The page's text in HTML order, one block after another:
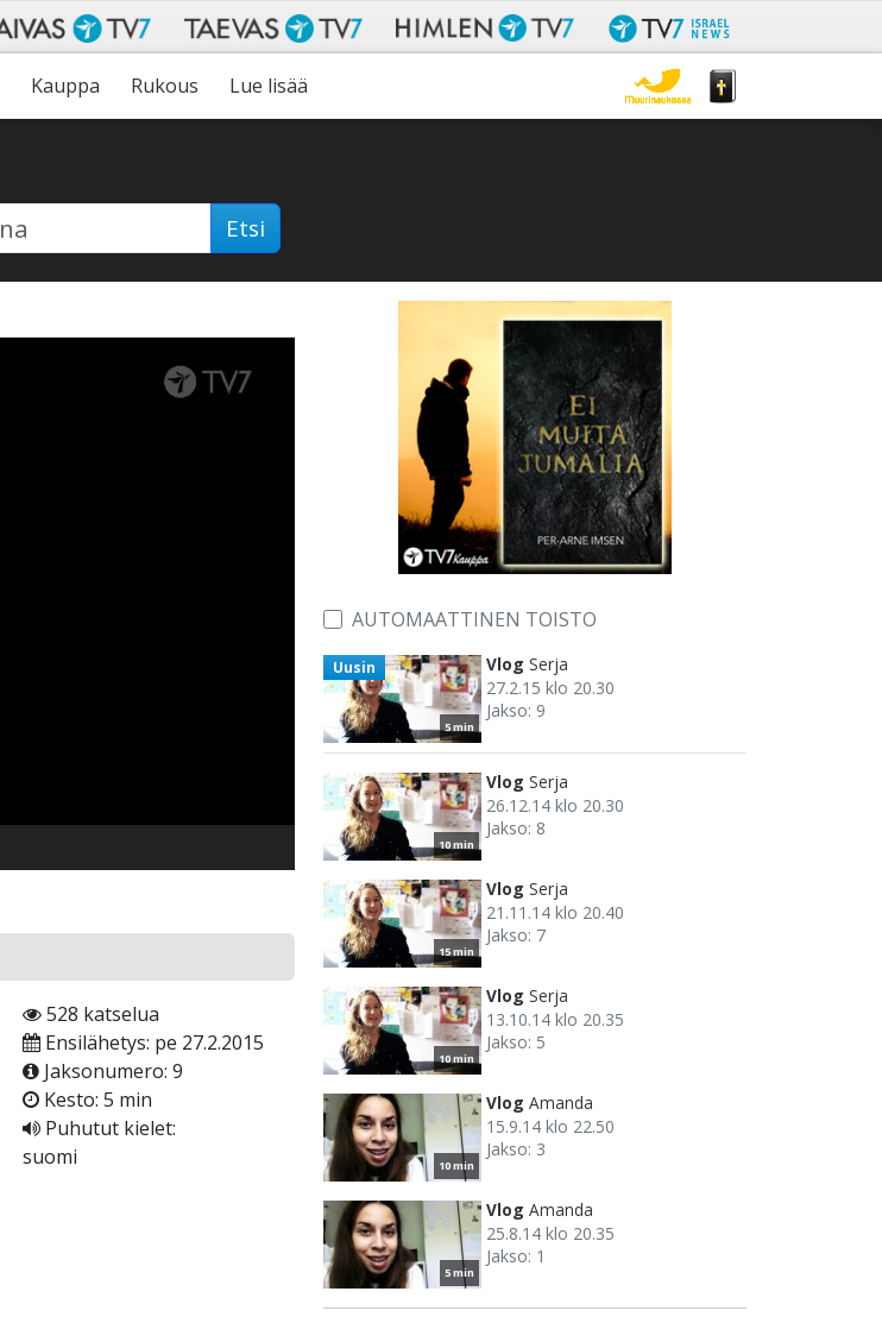
Kauppa Rukous Lue lisää
Etsi
528 katselua
Ensilähetys: pe 27.2.2015
Jaksonumero: 9
Kesto: 5 min
Puhutut kielet:
suomi
AUTOMAATTINEN TOISTO
5 min
Uusin Vlog Serja
27.2.15 klo 20.30
Jakso: 9
10 min
Vlog Serja
26.12.14 klo 20.30
Jakso: 8
15 min
Vlog Serja
21.11.14 klo 20.40
Jakso: 7
10 min
Vlog Serja
13.10.14 klo 20.35
Jakso: 5
10 min
Vlog Amanda
15.9.14 klo 22.50
Jakso: 3
5 min
Vlog Amanda
25.8.14 klo 20.35
Jakso: 1